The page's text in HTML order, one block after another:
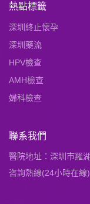
熱點標籤
深圳終止懷孕
深圳藥流
HPV檢查
AMH檢查
婦科檢查
聯系我們
醫院地址：深圳市羅
咨詢熱線(24小時在